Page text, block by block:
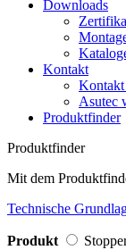
Downloads
Kontakt
Asutec
Produktfinder
Produktfinder
Mit dem
Technische
Produkt